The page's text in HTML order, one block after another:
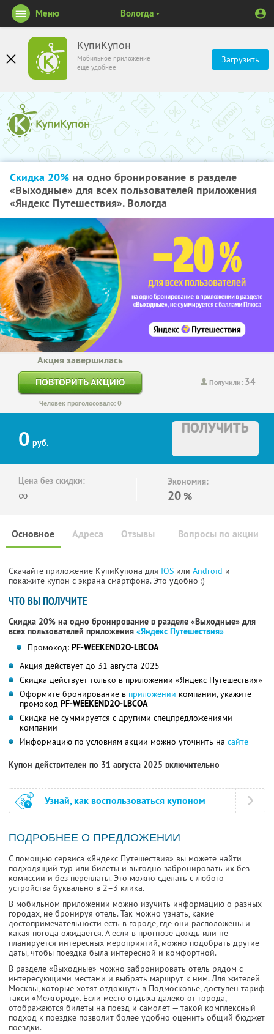
КупиКупон
Мобильное приложение
ещё удобнее
Загрузить
Меню Вологда
Скидка 20% на одно бронирование в разделе
«Выходные» для всех пользователей приложения
«Яндекс Путешествия». Вологда
Получили: 34
Акция завершилась
ПОВТОРИТЬ АКЦИЮ
Человек проголосовало: 0
0 руб.
ПОЛУЧИТЬ
Цена без скидки:
∞
Экономия:
20 %
Основное Отзывы Вопросы по акции
Адреса
Скачайте приложение КупиКупона для IOS или Android и
покажите купон с экрана смартфона. Это удобно :)
ЧТО ВЫ ПОЛУЧИТЕ
Скидка 20% на одно бронирование в разделе «Выходные» для
всех пользователей приложения «Яндекс Путешествия»
Промокод: PF-WEEKEND2O-LBCOA
Акция действует до 31 августа 2025
Скидка действует только в приложении «Яндекс Путешествия»
Оформите бронирование в приложении компании, укажите
промокод PF-WEEKEND2O-LBCOA
Скидка не суммируется с другими спецпредложениями
компании
Информацию по условиям акции можно уточнить на сайте
Купон действителен по 31 августа 2025 включительно
Узнай, как воспользоваться купоном
ПОДРОБНЕЕ О ПРЕДЛОЖЕНИИ
С помощью сервиса «Яндекс Путешествия» вы можете найти
подходящий тур или билеты и выгодно забронировать их без
комиссии и без переплаты. Это можно сделать с любого
устройства буквально в 2–3 клика.
В мобильном приложении можно изучить информацию о разных
городах, не бронируя отель. Так можно узнать, какие
достопримечательности есть в городе, где они расположены и
какая погода ожидается. А если в прогнозе дождь или не
планируется интересных мероприятий, можно подобрать другие
даты, чтобы поездка была интересной и комфортной.
В разделе «Выходные» можно забронировать отель рядом с
интересующими местами и выбрать маршрут к ним. Для жителей
Москвы, которые хотят отдохнуть в Подмосковье, доступен тариф
такси «Межгород». Если место отдыха далеко от города,
отображаются билеты на поезд и самолёт — такой комплексный
подход к поездке позволит более удобно оценить общий бюджет
поездки.